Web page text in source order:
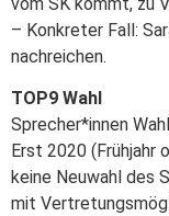
– Konkreter Fall:
nachreichen.
TOP9 Wahl
Sprecher*innen
Erst 2020 (Frühjahr
keine Neuwahl des
mit